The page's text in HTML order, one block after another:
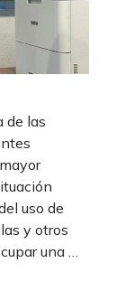
de las
uso de
y otros
una …